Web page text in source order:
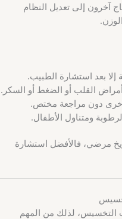
آخرون إلى تعديل النظام
إلا بعد استشارة الطبيب.
القلب أو الضغط أو السكر.
دون مراجعة مختص.
ومتناول الأطفال.
مرضي، فالأفضل استشارة
التخسيس، لذلك من المهم